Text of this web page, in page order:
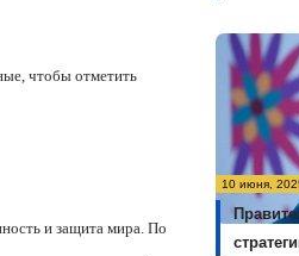
чтобы отметить
и защита мира. По
10 июня,